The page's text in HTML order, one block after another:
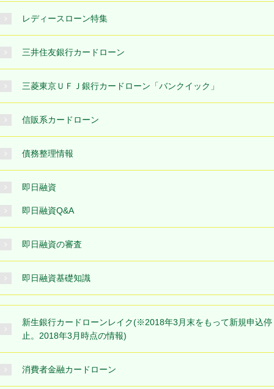
レディースローン特集
三井住友銀行カードローン
三菱東京ＵＦＪ銀行カードローン「バンクイック」
信販系カードローン
債務整理情報
即日融資
即日融資Q&A
即日融資の審査
即日融資基礎知識
新生銀行カードローンレイク(※2018年3月末をもって新規申込停
止。2018年3月時点の情報)
消費者金融カードローン